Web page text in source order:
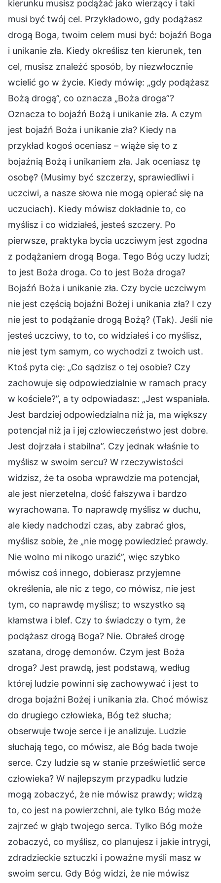
kierunku musisz podążać jako wierzący i taki
musi być twój cel. Przykładowo, gdy podążasz
drogą Boga, twoim celem musi być: bojaźń Boga
i unikanie zła. Kiedy określisz ten kierunek, ten
cel, musisz znaleźć sposób, by niezwłocznie
wcielić go w życie. Kiedy mówię: „gdy podążasz
Bożą drogą”, co oznacza „Boża droga”?
Oznacza to bojaźń Bożą i unikanie zła. A czym
jest bojaźń Boża i unikanie zła? Kiedy na
przykład kogoś oceniasz – wiąże się to z
bojaźnią Bożą i unikaniem zła. Jak oceniasz tę
osobę? (Musimy być szczerzy, sprawiedliwi i
uczciwi, a nasze słowa nie mogą opierać się na
uczuciach). Kiedy mówisz dokładnie to, co
myślisz i co widziałeś, jesteś szczery. Po
pierwsze, praktyka bycia uczciwym jest zgodna
z podążaniem drogą Boga. Tego Bóg uczy ludzi;
to jest Boża droga. Co to jest Boża droga?
Bojaźń Boża i unikanie zła. Czy bycie uczciwym
nie jest częścią bojaźni Bożej i unikania zła? I czy
nie jest to podążanie drogą Bożą? (Tak). Jeśli nie
jesteś uczciwy, to to, co widziałeś i co myślisz,
nie jest tym samym, co wychodzi z twoich ust.
Ktoś pyta cię: „Co sądzisz o tej osobie? Czy
zachowuje się odpowiedzialnie w ramach pracy
w kościele?”, a ty odpowiadasz: „Jest wspaniała.
Jest bardziej odpowiedzialna niż ja, ma większy
potencjał niż ja i jej człowieczeństwo jest dobre.
Jest dojrzała i stabilna”. Czy jednak właśnie to
myślisz w swoim sercu? W rzeczywistości
widzisz, że ta osoba wprawdzie ma potencjał,
ale jest nierzetelna, dość fałszywa i bardzo
wyrachowana. To naprawdę myślisz w duchu,
ale kiedy nadchodzi czas, aby zabrać głos,
myślisz sobie, że „nie mogę powiedzieć prawdy.
Nie wolno mi nikogo urazić”, więc szybko
mówisz coś innego, dobierasz przyjemne
określenia, ale nic z tego, co mówisz, nie jest
tym, co naprawdę myślisz; to wszystko są
kłamstwa i blef. Czy to świadczy o tym, że
podążasz drogą Boga? Nie. Obrałeś drogę
szatana, drogę demonów. Czym jest Boża
droga? Jest prawdą, jest podstawą, według
której ludzie powinni się zachowywać i jest to
droga bojaźni Bożej i unikania zła. Choć mówisz
do drugiego człowieka, Bóg też słucha;
obserwuje twoje serce i je analizuje. Ludzie
słuchają tego, co mówisz, ale Bóg bada twoje
serce. Czy ludzie są w stanie prześwietlić serce
człowieka? W najlepszym przypadku ludzie
mogą zobaczyć, że nie mówisz prawdy; widzą
to, co jest na powierzchni, ale tylko Bóg może
zajrzeć w głąb twojego serca. Tylko Bóg może
zobaczyć, co myślisz, co planujesz i jakie intrygi,
zdradzieckie sztuczki i poważne myśli masz w
swoim sercu. Gdy Bóg widzi, że nie mówisz